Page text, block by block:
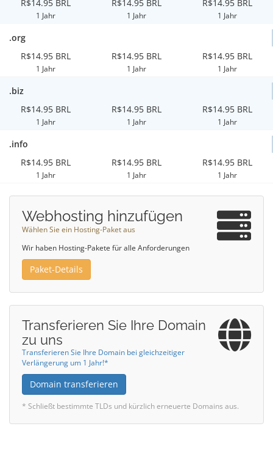
R$14.95 BRL
1 Jahr
R$14.95 BRL
1 Jahr
R$14.95 BRL
1 Jahr
.org
R$14.95 BRL
1 Jahr
R$14.95 BRL
1 Jahr
R$14.95 BRL
1 Jahr
.biz
R$14.95 BRL
1 Jahr
R$14.95 BRL
1 Jahr
R$14.95 BRL
1 Jahr
.info
R$14.95 BRL
1 Jahr
R$14.95 BRL
1 Jahr
R$14.95 BRL
1 Jahr
Webhosting hinzufügen
Wählen Sie ein Hosting-Paket aus
Wir haben Hosting-Pakete für alle Anforderungen
Paket-Details
Transferieren Sie Ihre Domain
zu uns
Transferieren Sie Ihre Domain bei gleichzeitiger
Verlängerung um 1 Jahr!*
Domain transferieren
* Schließt bestimmte TLDs und kürzlich erneuerte Domains aus.